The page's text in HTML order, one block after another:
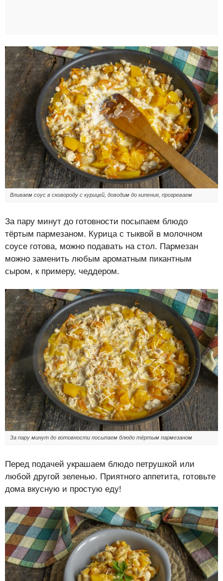
Вливаем соус в сковороду с курицей, доводим до кипения, прогреваем
За пару минут до готовности посыпаем блюдо
тёртым пармезаном. Курица с тыквой в молочном
соусе готова, можно подавать на стол. Пармезан
можно заменить любым ароматным пикантным
сыром, к примеру, чеддером.
За пару минут до готовности посыпаем блюдо тёртым пармезаном
Перед подачей украшаем блюдо петрушкой или
любой другой зеленью. Приятного аппетита, готовьте
дома вкусную и простую еду!